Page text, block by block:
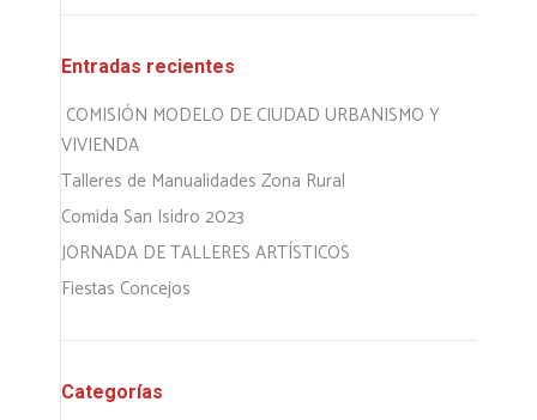
Entradas recientes
COMISIÓN MODELO DE CIUDAD URBANISMO Y
VIVIENDA
Talleres de Manualidades Zona Rural
Comida San Isidro 2023
JORNADA DE TALLERES ARTÍSTICOS
Fiestas Concejos
Categorías